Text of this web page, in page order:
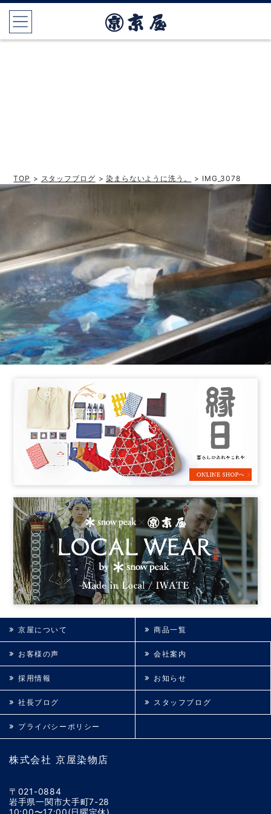
TOP > スタッフブログ >染まらないように洗う。 > IMG_3078
株式会社 京屋染物店
〒021-0884
岩手県一関市大手町7-28
10:00〜17:00(日曜定休)
京屋について 商品一覧
お客様の声 会社案内
採用情報 お知らせ
社長ブログ スタッフブログ
プライバシーポリシー